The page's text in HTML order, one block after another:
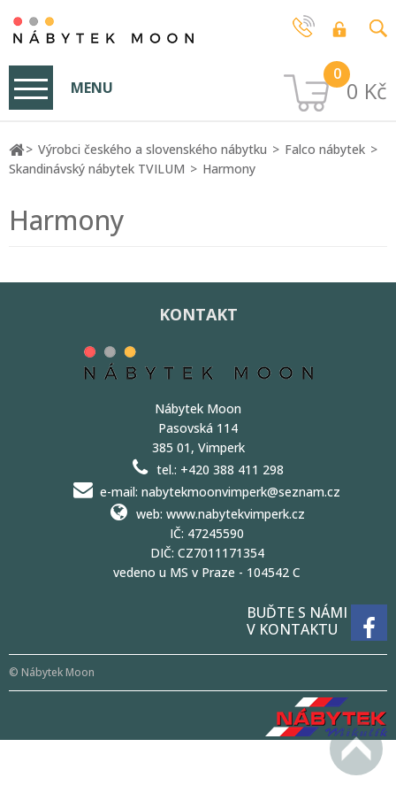
0
0 Kč
MENU
Výrobci českého a slovenského nábytku
Falco nábytek
Skandinávský nábytek TVILUM
Harmony
Harmony
KONTAKT
Nábytek Moon
Pasovská 114
385 01, Vimperk
tel.: +420 388 411 298
e-mail: nabytekmoonvimperk@seznam.cz
web: www.nabytekvimperk.cz
IČ: 47245590
DIČ: CZ7011171354
vedeno u MS v Praze - 104542 C
BUĎTE S NÁMI
V KONTAKTU
© Nábytek Moon